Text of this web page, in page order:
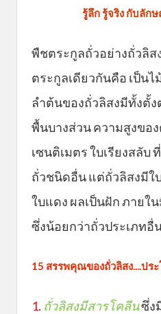
รู้ลึก รู้จริง กับลัก
พืชตระกูลถั่วอย่างถั่วลิ
ตระกูลเดียวกันคือ เป็น
ลำต้นของถั่วลิสงมีทั้งตั้
พื้นบางส่วน ความสูงขอ
เซนติเมตร ใบเรียงสลับ
ถั่วชนิดอื่น แต่ถั่วลิสงมีใ
ใบแดง ผลเป็นฝัก ภายใ
ซึ่งน้อยกว่าถั่วประเภทอื่
15 สรรพคุณของถั่วลิสง....ปร
1. ถั่วลิสงมีสารโคลีนซึ่ง